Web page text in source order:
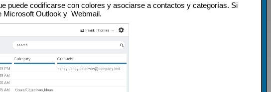
puede codificarse con colores y asociarse a contactos y categorías. Si
Microsoft Outlook y Webmail.